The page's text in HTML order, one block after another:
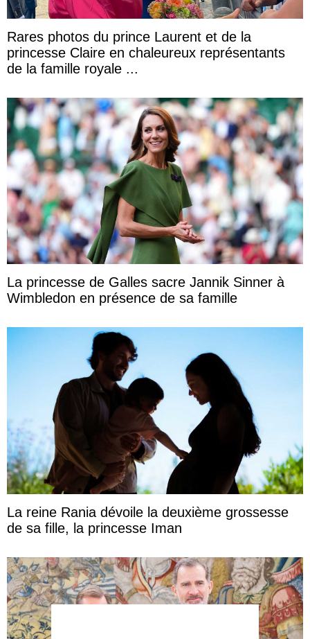
Rares photos du prince Laurent et de la
princesse Claire en chaleureux représentants
de la famille royale ...
La princesse de Galles sacre Jannik Sinner à
Wimbledon en présence de sa famille
La reine Rania dévoile la deuxième grossesse
de sa fille, la princesse Iman